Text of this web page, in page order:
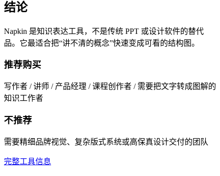
结论
Napkin 是知识表达工具，不是传统 PPT 或设计软件的替代
品。它最适合把“讲不清的概念”快速变成可看的结构图。
推荐购买
写作者 / 讲师 / 产品经理 / 课程创作者 / 需要把文字转成图解的
知识工作者
不推荐
需要精细品牌视觉、复杂版式系统或高保真设计交付的团队
完整工具信息